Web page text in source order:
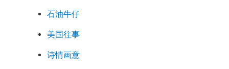
石油牛仔
美国往事
诗情画意